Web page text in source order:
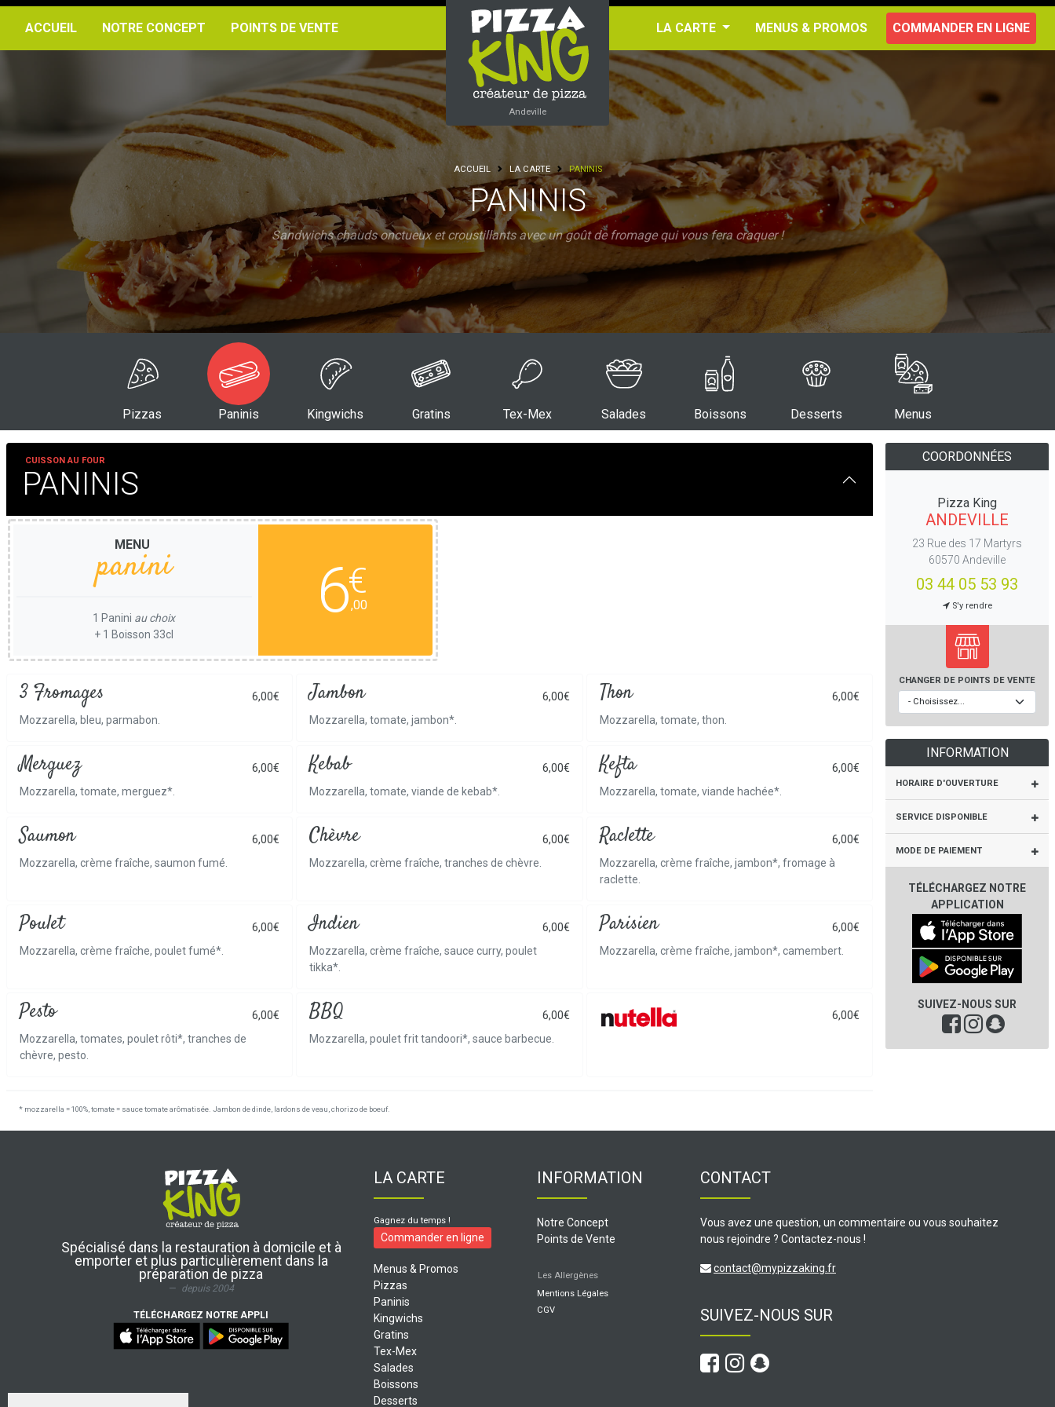
Andeville
ACCUEIL NOTRE CONCEPT POINTS DE VENTE LA CARTE MENUS & PROMOS COMMANDER EN LIGNE
ACCUEIL LA CARTE PANINIS
PANINIS
Sandwichs chauds onctueux et croustillants avec un goût de fromage qui vous fera craquer !
Pizzas Paninis Kingwichs Gratins Tex-Mex Salades Boissons Desserts Menus
CUISSON AU FOUR
PANINIS
MENU
panini
1 Panini au choix
+ 1 Boisson 33cl
6€
,00
3 Fromages 6,00€
Mozzarella, bleu, parmabon.
Jambon 6,00€
Mozzarella, tomate, jambon*.
Thon 6,00€
Mozzarella, tomate, thon.
Merguez 6,00€
Mozzarella, tomate, merguez*.
Kebab 6,00€
Mozzarella, tomate, viande de kebab*.
Kefta 6,00€
Mozzarella, tomate, viande hachée*.
Saumon 6,00€
Mozzarella, crème fraîche, saumon fumé.
Chèvre 6,00€
Mozzarella, crème fraîche, tranches de chèvre.
Raclette 6,00€
Mozzarella, crème fraîche, jambon*, fromage à
raclette.
Poulet 6,00€
Mozzarella, crème fraîche, poulet fumé*.
Indien 6,00€
Mozzarella, crème fraîche, sauce curry, poulet
tikka*.
Parisien 6,00€
Mozzarella, crème fraîche, jambon*, camembert.
Pesto 6,00€
Mozzarella, tomates, poulet rôti*, tranches de
chèvre, pesto.
BBQ 6,00€
Mozzarella, poulet frit tandoori*, sauce barbecue.
6,00€
* mozzarella = 100%, tomate = sauce tomate arômatisée. Jambon de dinde, lardons de veau, chorizo de boeuf.
COORDONNÉES
Pizza King
ANDEVILLE
23 Rue des 17 Martyrs
60570 Andeville
03 44 05 53 93
S'y rendre
CHANGER DE POINTS DE VENTE
INFORMATION
HORAIRE D'OUVERTURE
SERVICE DISPONIBLE
MODE DE PAIEMENT
TÉLÉCHARGEZ NOTRE
APPLICATION
SUIVEZ-NOUS SUR
Spécialisé dans la restauration à domicile et à
emporter et plus particulièrement dans la
préparation de pizza
depuis 2004
TÉLÉCHARGEZ NOTRE APPLI
LA CARTE
Gagnez du temps !
Commander en ligne
Menus & Promos
Pizzas
Paninis
Kingwichs
Gratins
Tex-Mex
Salades
Boissons
Desserts
INFORMATION
Notre Concept
Points de Vente
Les Allergènes
Mentions Légales
CGV
CONTACT
Vous avez une question, un commentaire ou vous souhaitez
nous rejoindre ? Contactez-nous !
contact@mypizzaking.fr
SUIVEZ-NOUS SUR